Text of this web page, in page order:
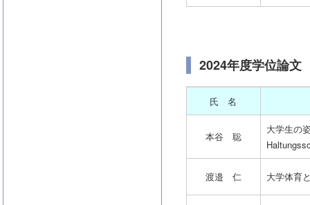
2024年度学位論文
氏 名
本谷 聡
大学生の
渡邉 仁 大学体育